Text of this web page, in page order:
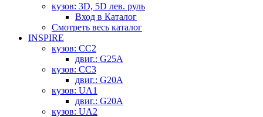
кузов: 3D, 5D лев. руль
Вход в Каталог
Смотреть весь каталог
INSPIRE
кузов: CC2
двиг.: G25A
кузов: CC3
двиг.: G20A
кузов: UA1
двиг.: G20A
кузов: UA2